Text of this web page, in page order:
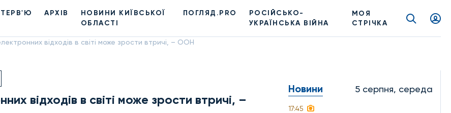
АРХІВ
НОВИНИ КИЇВСЬКОЇ
ОБЛАСТІ
ПОГЛЯД.PRO
РОСІЙСЬКО-
УКРАЇНСЬКА ВІЙНА
МОЯ
СТРІЧКА
відходів в світі може зрости втричі, – ООН
відходів в світі може зрости втричі, –
Новини 5 серпня, середа
17:45